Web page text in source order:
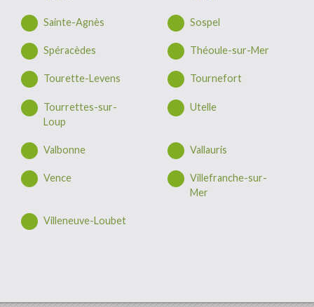
Sainte-Agnès Sospel
Spéracèdes Théoule-sur-Mer
Tourette-Levens Tournefort
Tourrettes-sur-
Loup
Utelle
Valbonne Vallauris
Vence
Villefranche-sur-
Mer
Villeneuve-Loubet